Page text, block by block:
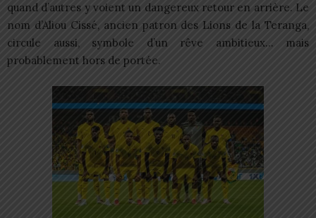
quand d’autres y voient un dangereux retour en arrière. Le
nom d’Aliou Cissé, ancien patron des Lions de la Teranga,
circule aussi, symbole d’un rêve ambitieux… mais
probablement hors de portée.